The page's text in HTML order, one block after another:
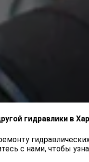
гидравлики в
с нами, чтобы